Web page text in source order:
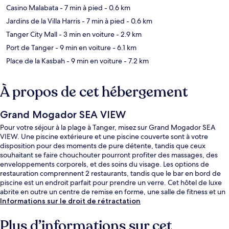
Casino Malabata- 7 min à pied - 0.6 km
Jardins de la Villa Harris- 7 min à pied - 0.6 km
Tanger City Mall- 3 min en voiture- 2.9 km
Port de Tanger- 9 min en voiture- 6.1 km
Place de la Kasbah- 9 min en voiture- 7.2 km
À propos de cet hébergement
Grand Mogador SEA VIEW
Pour votre séjour à la plage à Tanger, misez sur Grand Mogador SEA
VIEW. Une piscine extérieure et une piscine couverte sont à votre
disposition pour des moments de pure détente, tandis que ceux
souhaitant se faire chouchouter pourront profiter des massages, des
enveloppements corporels, et des soins du visage. Les options de
restauration comprennent 2 restaurants, tandis que le bar en bord de
piscine est un endroit parfait pour prendre un verre. Cet hôtel de luxe
abrite en outre un centre de remise en forme, une salle de fitness et un
sauna.
Informations sur le droit de rétractation